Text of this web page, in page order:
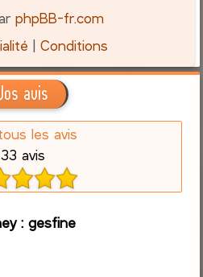
phpBB-fr.com
|Conditions
avis
les avis
33 avis
: gesfine